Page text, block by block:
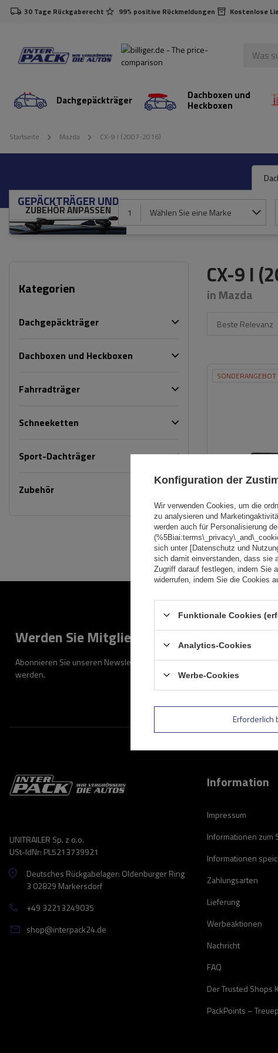
30 Tage Rückgaberecht 99% positive Rückmeldungen Kostenlose
Dachgepäckträger Dachboxen und
Heckboxen
Startseite Mazda CX-9 I (2007-2016)
GEPÄCKTRÄGER UND
ZUBEHÖR ANPASSEN 1 Wählen Sie eine Marke
Kategorien
Dachgepäckträger
Dachboxen und Heckboxen
Fahrradträger
Schneeketten
Sport-Dachträger
Zubehör
CX-9 I
in Mazda
Beste Relevanz
SONDERANGEBOT
Werden Sie Mitglied
Abonnieren Sie unseren Newsletter, um regelmäßig über Neuigkeiten
werden.
UNITRAILER Sp. z o.o.
USt-IdNr: PL5213739921
Deutsches Rückgabelager: Oldenburger Ring
3 02829 Markersdorf
+49 32213249035
shop@interpack24.de
Information
Impressum
Informationen zum
Informationen
Zahlungsarten
Lieferung
Werbeaktionen
Nachricht
FAQ
Der Trusted Shops
PackPoints –
Konfiguration der
Wir verwenden Cookies, um die
zu analysieren und
werden auch für Personalisierung
sich unter [Datenschutz und
sich damit einverstanden, dass sie
Zugriff darauf festlegen, indem Sie
widerrufen, indem Sie die Cookies
Funktionale Cookies
Analytics-Cookies
Werbe-Cookies
Erforderlich